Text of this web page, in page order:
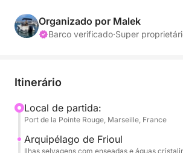
perfeita de terminar o dia com um
memorável na água.
cooler para suas bebidas. Também
como adicional.
O pequeno preço desta experiência
lembrança exclusiva para admirar a
Organizado por Malek
Barco verificado·Super
Itinerário
Local de partida:
Port de la Pointe Rouge, Marseille, France
Arquipélago de Frioul
Ilhas selvagens com enseadas e águas